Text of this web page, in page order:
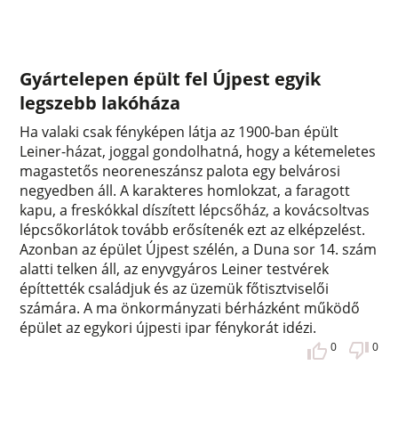
Gyártelepen épült fel Újpest egyik
legszebb lakóháza
Ha valaki csak fényképen látja az 1900-ban épült
Leiner-házat, joggal gondolhatná, hogy a kétemeletes
magastetős neoreneszánsz palota egy belvárosi
negyedben áll. A karakteres homlokzat, a faragott
kapu, a freskókkal díszített lépcsőház, a kovácsoltvas
lépcsőkorlátok tovább erősítenék ezt az elképzelést.
Azonban az épület Újpest szélén, a Duna sor 14. szám
alatti telken áll, az enyvgyáros Leiner testvérek
építtették családjuk és az üzemük főtisztviselői
számára. A ma önkormányzati bérházként működő
épület az egykori újpesti ipar fénykorát idézi.
0 0